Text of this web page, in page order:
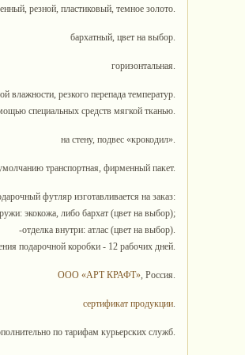
резной, пластиковый, темное золото.
бархатный, цвет на выбор.
горизонтальная.
влажности, резкого перепада температур.
специальных средств мягкой тканью.
на стену, подвес «крокодил».
транспортная, фирменный пакет.
футляр изготавливается на заказ:
экокожа, либо бархат (цвет на выбор);
-отделка внутри: атлас (цвет на выбор).
подарочной коробки - 12 рабочих дней.
ООО «АРТ КРАФТ», Россия.
сертификат продукции.
по тарифам курьерских служб.